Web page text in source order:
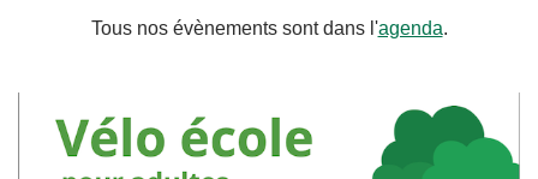
Tous nos évènements sont dans l'agenda.